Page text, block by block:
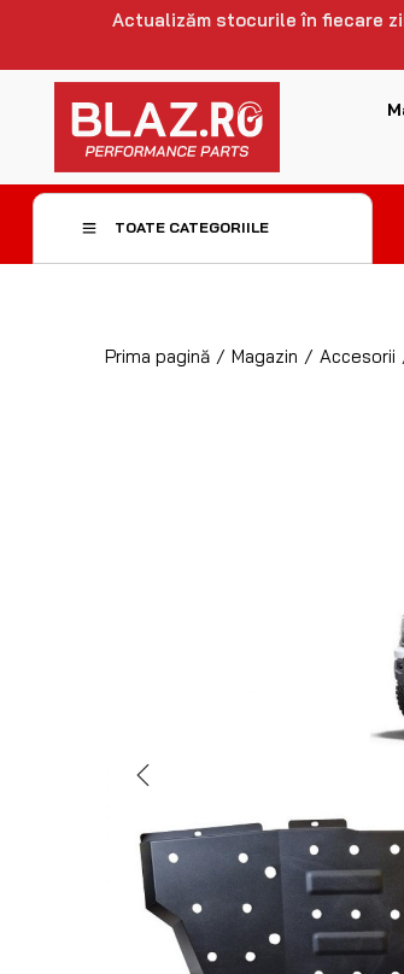
Actualizăm stocurile în fiecare
TOATE CATEGORIILE
Prima pagină / Magazin / Accesorii